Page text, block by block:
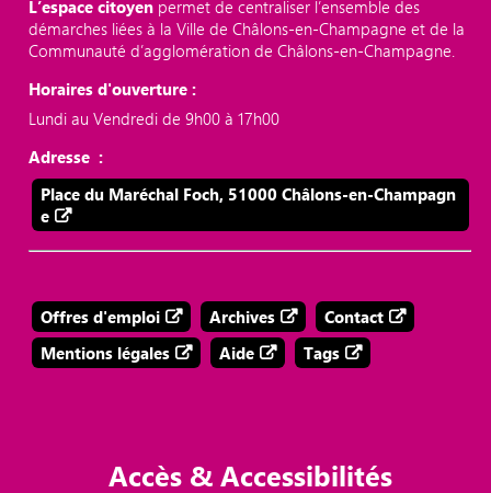
L’espace citoyen permet de centraliser l’ensemble des
démarches liées à la Ville de Châlons-en-Champagne et de la
Communauté d’agglomération de Châlons-en-Champagne.
Horaires d'ouverture :
Lundi au Vendredi de 9h00 à 17h00
Adresse :
Place du Maréchal Foch, 51000 Châlons-en-Champagn
e
Offres d'emploi Archives
Contact
Mentions légales
Aide Tags
Accès & Accessibilités